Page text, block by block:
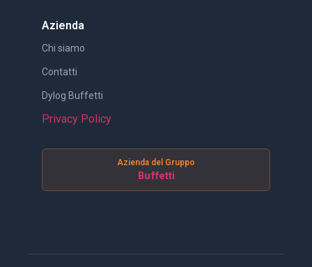
Azienda
Chi siamo
Contatti
Dylog Buffetti
Privacy Policy
Azienda del Gruppo
Buffetti